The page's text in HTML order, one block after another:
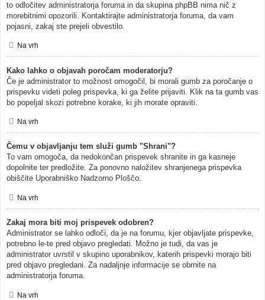
to odločitev administratorja foruma in da skupina phpBB nima nič z
morebitnimi opozorili. Kontaktirajte administratorja foruma, da vam
pojasni, zakaj ste prejeli obvestilo.
Na vrh
Kako lahko o objavah poročam moderatorju?
Če je administrator to možnost omogočil, bi morali gumb za poročanje o
prispevku videti poleg prispevka, ki ga želite prijaviti. Klik na ta gumb vas
bo popeljal skozi potrebne korake, ki jih morate opraviti.
Na vrh
Čemu v objavljanju tem služi gumb "Shrani"?
To vam omogoča, da nedokončan prispevek shranite in ga kasneje
dopolnite ter predložite. Za ponovno naložitev shranjenega prispevka
obiščite Uporabniško Nadzorno Ploščo.
Na vrh
Zakaj mora biti moj prispevek odobren?
Administrator se lahko odloči, da je na forumu, kjer objavljate prispevke,
potrebno le-te pred objavo pregledati. Možno je tudi, da vas je
administrator uvrstil v skupino uporabnikov, katerih prispevki morajo biti
pred objavo pregledani. Za nadaljnje informacije se obrnite na
administratorja foruma.
Na vrh